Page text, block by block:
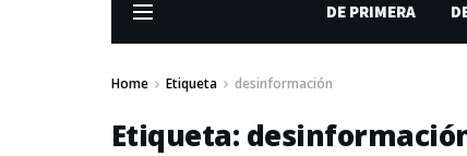
DE PRIMERA
Home Etiqueta desinformación
Etiqueta: